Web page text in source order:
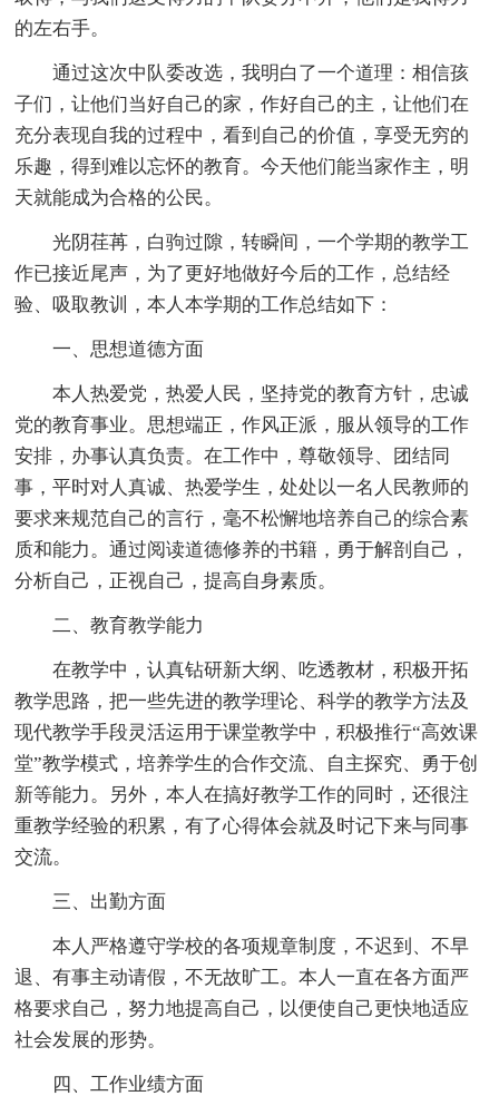
的左右手。
通过这次中队委改选，我明白了一个道理：相信孩
子们，让他们当好自己的家，作好自己的主，让他们在
充分表现自我的过程中，看到自己的价值，享受无穷的
乐趣，得到难以忘怀的教育。今天他们能当家作主，明
天就能成为合格的公民。
光阴荏苒，白驹过隙，转瞬间，一个学期的教学工
作已接近尾声，为了更好地做好今后的工作，总结经
验、吸取教训，本人本学期的工作总结如下：
一、思想道德方面
本人热爱党，热爱人民，坚持党的教育方针，忠诚
党的教育事业。思想端正，作风正派，服从领导的工作
安排，办事认真负责。在工作中，尊敬领导、团结同
事，平时对人真诚、热爱学生，处处以一名人民教师的
要求来规范自己的言行，毫不松懈地培养自己的综合素
质和能力。通过阅读道德修养的书籍，勇于解剖自己，
分析自己，正视自己，提高自身素质。
二、教育教学能力
在教学中，认真钻研新大纲、吃透教材，积极开拓
教学思路，把一些先进的教学理论、科学的教学方法及
现代教学手段灵活运用于课堂教学中，积极推行“高效课
堂”教学模式，培养学生的合作交流、自主探究、勇于创
新等能力。另外，本人在搞好教学工作的同时，还很注
重教学经验的积累，有了心得体会就及时记下来与同事
交流。
三、出勤方面
本人严格遵守学校的各项规章制度，不迟到、不早
退、有事主动请假，不无故旷工。本人一直在各方面严
格要求自己，努力地提高自己，以便使自己更快地适应
社会发展的形势。
四、工作业绩方面